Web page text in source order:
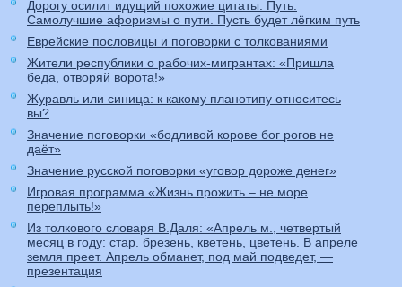
Дорогу осилит идущий похожие цитаты. Путь.
Самолучшие афоризмы о пути. Пусть будет лёгким путь
Еврейские пословицы и поговорки с толкованиями
Жители республики о рабочих-мигрантах: «Пришла
беда, отворяй ворота!»
Журавль или синица: к какому планотипу относитесь
вы?
Значение поговорки «бодливой корове бог рогов не
даёт»
Значение русской поговорки «уговор дороже денег»
Игровая программа «Жизнь прожить – не море
переплыть!»
Из толкового словаря В.Даля: «Апрель м., четвертый
месяц в году: стар. брезень, кветень, цветень. В апреле
земля преет. Апрель обманет, под май подведет, —
презентация